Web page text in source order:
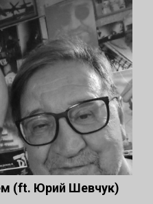
(ft. Юрий Шевчук)